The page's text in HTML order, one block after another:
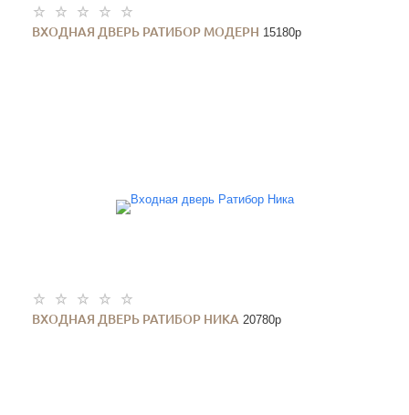
ВХОДНАЯ ДВЕРЬ РАТИБОР МОДЕРН 15180p
ВХОДНАЯ ДВЕРЬ РАТИБОР НИКА 20780p